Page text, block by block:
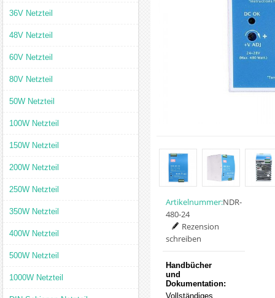
36V Netzteil
48V Netzteil
60V Netzteil
80V Netzteil
50W Netzteil
100W Netzteil
150W Netzteil
200W Netzteil
250W Netzteil
350W Netzteil
400W Netzteil
500W Netzteil
1000W Netzteil
Artikelnummer:NDR-
480-24
Rezension
schreiben
Handbücher
und
Dokumentation:
Vollständiges